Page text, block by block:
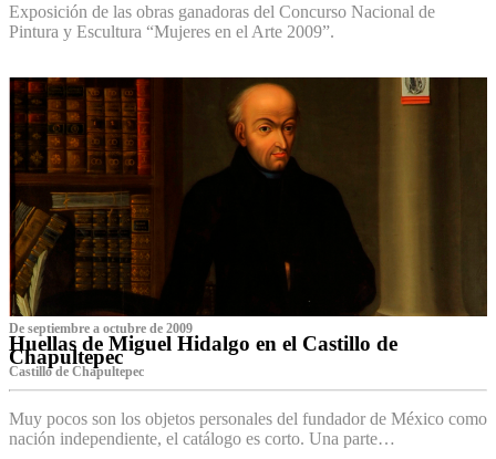
Exposición de las obras ganadoras del Concurso Nacional de
Pintura y Escultura “Mujeres en el Arte 2009”.
De septiembre a octubre de 2009
Huellas de Miguel Hidalgo en el Castillo de
Chapultepec
Castillo de Chapultepec
Muy pocos son los objetos personales del fundador de México como
nación independiente, el catálogo es corto. Una parte…